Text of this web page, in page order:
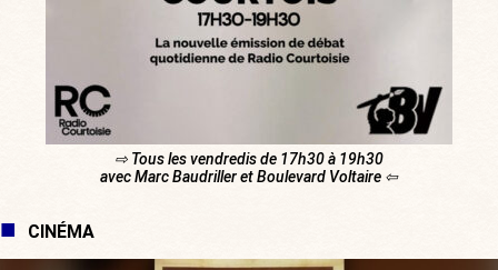
⇨ Tous les vendredis de 17h30 à 19h30
avec Marc Baudriller et Boulevard Voltaire ⇦
CINÉMA